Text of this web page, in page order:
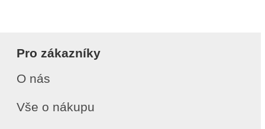
Pro zákazníky
O nás
Vše o nákupu